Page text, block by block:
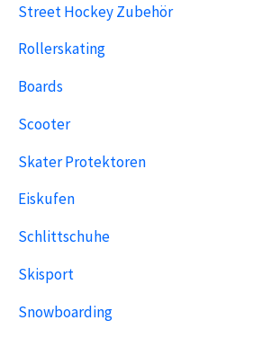
Street Hockey Zubehör
Rollerskating
Boards
Scooter
Skater Protektoren
Eiskufen
Schlittschuhe
Skisport
Snowboarding